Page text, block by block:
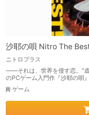
沙耶の唄 Nitro The
ニトロプラス
――それは、世界を侵す恋。"
のPCゲーム入門作『沙耶の唄
ゲーム